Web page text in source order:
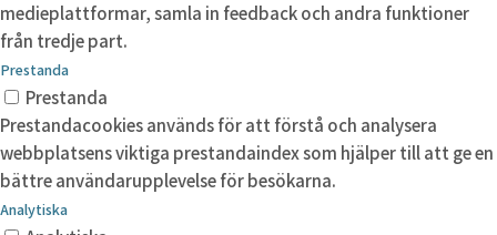
medieplattformar, samla in feedback och andra funktioner
från tredje part.
Prestanda
Prestanda
Prestandacookies används för att förstå och analysera
webbplatsens viktiga prestandaindex som hjälper till att ge en
bättre användarupplevelse för besökarna.
Analytiska